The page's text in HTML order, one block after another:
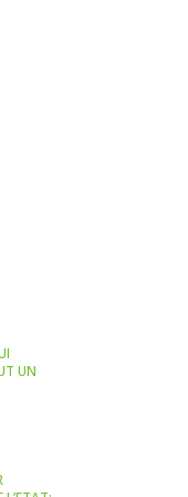
UN